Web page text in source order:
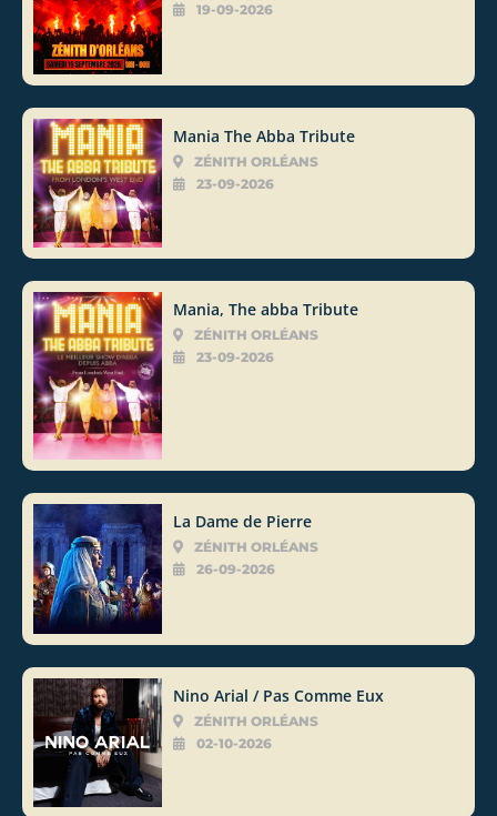
19-09-2026
Mania The Abba Tribute
ZÉNITH ORLÉANS
23-09-2026
Mania, The abba Tribute
ZÉNITH ORLÉANS
23-09-2026
La Dame de Pierre
ZÉNITH ORLÉANS
26-09-2026
Nino Arial / Pas Comme Eux
ZÉNITH ORLÉANS
02-10-2026